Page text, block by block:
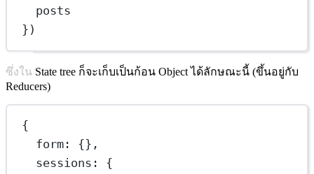
posts
})
ซึ่งใน State tree ก็จะเก็บเป็นก้อน Object ได้ลักษณะนี้ (ขึ้นอยู่กับ
Reducers)
{
form : {},
sessions : {